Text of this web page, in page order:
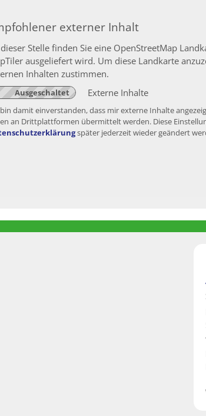
externer Inhalt
Stelle finden Sie eine OpenStreetMap
ausgeliefert wird. Um diese Landkarte
Inhalten zustimmen.
Externe Inhalte
damit einverstanden, dass mir externe Inhalte
an Drittplattformen übermittelt werden. Diese
später jederzeit wieder geändert